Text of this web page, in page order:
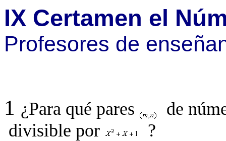
IX Certamen el
Profesores de
1 ¿Para qué pares
de
divisible por
?